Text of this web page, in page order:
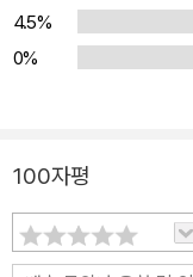
4.5%
0%
100자평